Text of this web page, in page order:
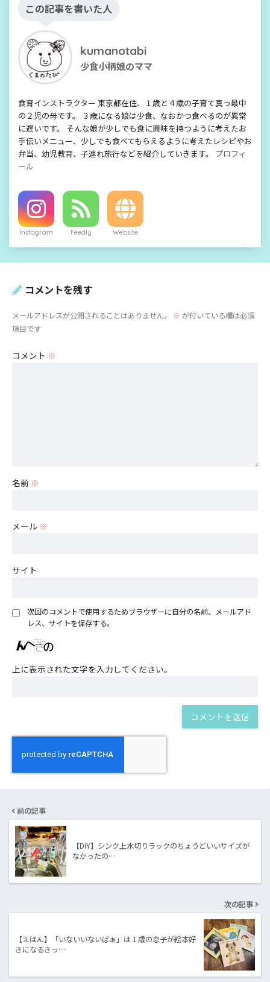
この記事を書いた人
kumanotabi
少食小柄娘のママ
食育インストラクター 東京都在住、１歳と４歳の子育て真っ最中
の２児の母です。 ３歳になる娘は少食、なおかつ食べるのが異常
に遅いです。 そんな娘が少しでも食に興味を持つように考えたお
手伝いメニュー、少しでも食べてもらえるように考えたレシピやお
弁当、幼児教育、子連れ旅行などを紹介していきます。 プロフィ
ール
Instagram Feedly Website
コメントを残す
メールアドレスが公開されることはありません。 ※ が付いている欄は必須
項目です
コメント ※
名前 ※
メール ※
サイト
次回のコメントで使用するためブラウザーに自分の名前、メールアド
レス、サイトを保存する。
上に表示された文字を入力してください。
前の記事
【DIY】シンク上水切りラックのちょうどいいサイズが
なかったの…
次の記事
【えほん】「いないいないばぁ」は１歳の息子が絵本好
きになるきっ…